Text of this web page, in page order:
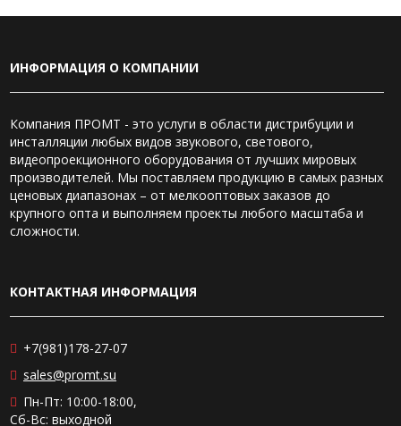
ИНФОРМАЦИЯ О КОМПАНИИ
Компания ПРОМТ - это услуги в области дистрибуции и
инсталляции любых видов звукового, светового,
видеопроекционного оборудования от лучших мировых
производителей. Мы поставляем продукцию в самых разных
ценовых диапазонах – от мелкооптовых заказов до
крупного опта и выполняем проекты любого масштаба и
сложности.
КОНТАКТНАЯ ИНФОРМАЦИЯ
+7(981)178-27-07
sales@promt.su
Пн-Пт: 10:00-18:00,
Сб-Вс: выходной